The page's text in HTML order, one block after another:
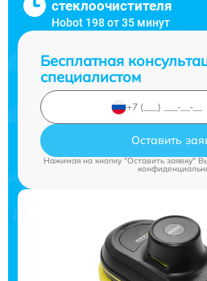
стеклоочистителя
Hobot 198 от 35 минут
Бесплатная
специалистом
Оставить
Нажимая на кнопку "Оставить заявку"